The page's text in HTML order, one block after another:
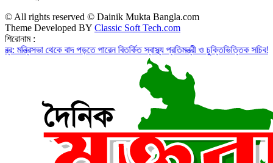
© All rights reserved © Dainik Mukta Bangla.com
Theme Developed BY Classic Soft Tech.com
শিরোনাম :
থেকে বাদ পড়তে পারেন বিতর্কিত স্বাস্থ্য প্রতিমন্ত্রী ও চুক্তিভিত্তিক সচিব!রাজস্ব